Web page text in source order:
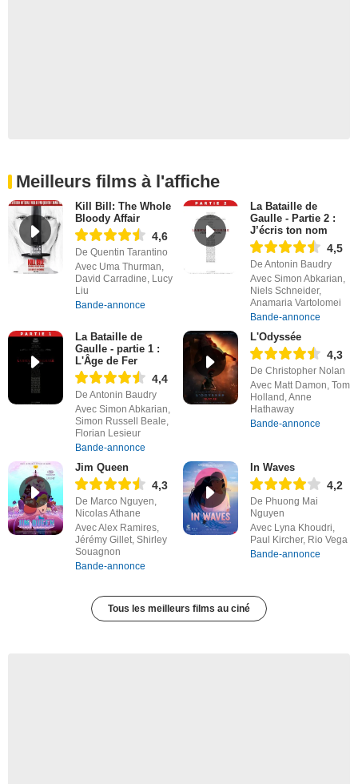
Meilleurs films à l'affiche
Kill Bill: The Whole
Bloody Affair
4,6
De Quentin Tarantino
Avec Uma Thurman,
David Carradine, Lucy
Liu
Bande-annonce
La Bataille de
Gaulle - Partie 2 :
J’écris ton nom
4,5
De Antonin Baudry
Avec Simon Abkarian,
Niels Schneider,
Anamaria Vartolomei
Bande-annonce
La Bataille de
Gaulle - partie 1 :
L'Âge de Fer
4,4
De Antonin Baudry
Avec Simon Abkarian,
Simon Russell Beale,
Florian Lesieur
Bande-annonce
L'Odyssée
4,3
De Christopher Nolan
Avec Matt Damon, Tom
Holland, Anne
Hathaway
Bande-annonce
Jim Queen
4,3
De Marco Nguyen,
Nicolas Athane
Avec Alex Ramires,
Jérémy Gillet, Shirley
Souagnon
Bande-annonce
In Waves
4,2
De Phuong Mai
Nguyen
Avec Lyna Khoudri,
Paul Kircher, Rio Vega
Bande-annonce
Tous les meilleurs films au ciné